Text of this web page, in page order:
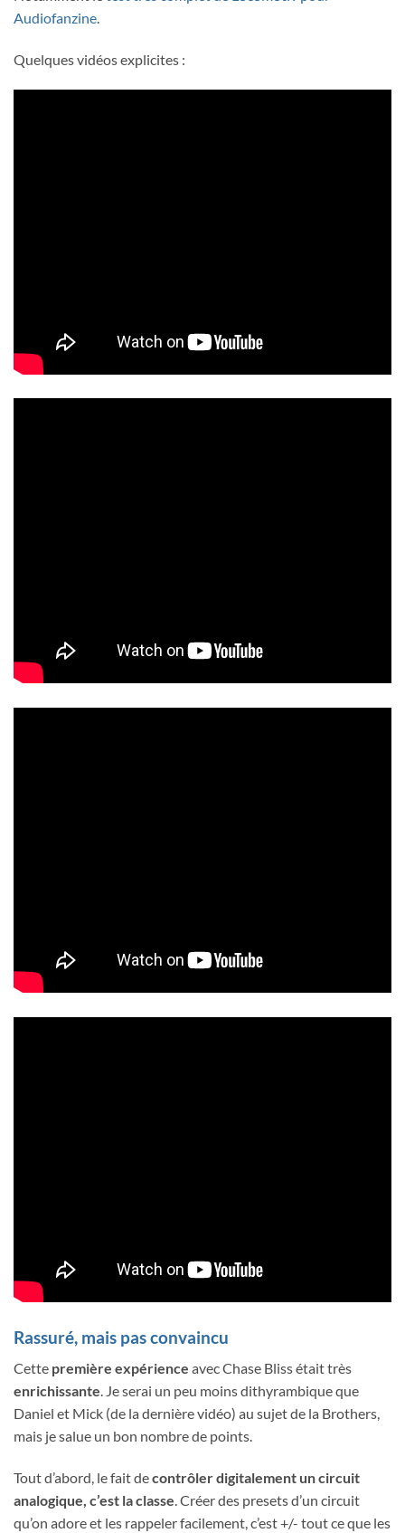
Audiofanzine.
Quelques vidéos explicites :
Rassuré, mais pas convaincu
Cette première expérience avec Chase Bliss était très
enrichissante. Je serai un peu moins dithyrambique que
Daniel et Mick (de la dernière vidéo) au sujet de la Brothers,
mais je salue un bon nombre de points.
Tout d’abord, le fait decontrôler digitalement un circuit
analogique, c’est la classe. Créer des presets d’un circuit
qu’on adore et les rappeler facilement, c’est +/- tout ce que les